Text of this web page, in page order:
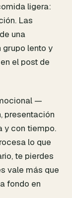
ligera:
Las
una
grupo lento y
el post de
—
presentación
y con tiempo.
lo que
te pierdes
vale más que
fondo en